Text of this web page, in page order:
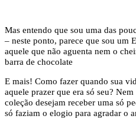
Mas entendo que sou uma das
– neste ponto, parece que sou um
aquele que não aguenta nem o
barra de chocolate
E mais! Como fazer quando sua
aquele prazer que era só seu?
coleção desejam receber uma só
só faziam o elogio para agradar o